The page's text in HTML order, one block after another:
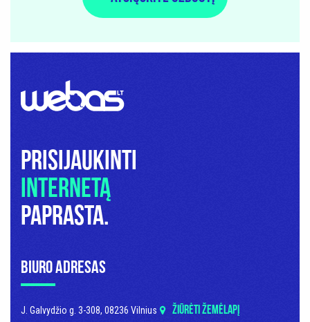
Prisijaukinti
internetą
paprasta.
Biuro adresas
J. Galvydžio g. 3-308, 08236 Vilnius ŽIŪRĖTI ŽEMĖLAPĮ